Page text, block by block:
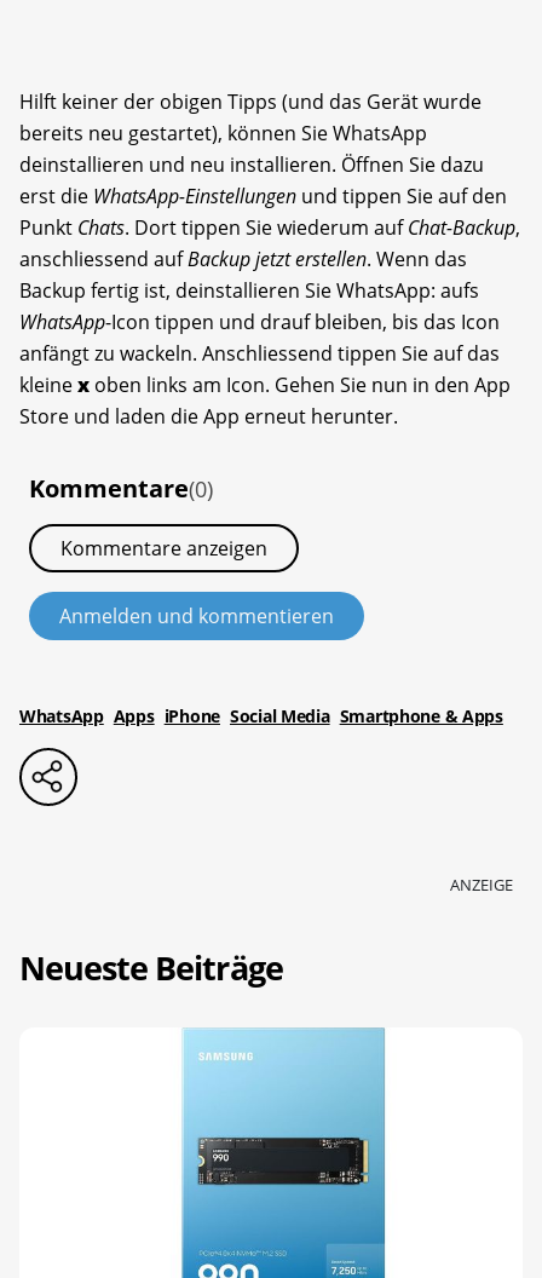
Hilft keiner der obigen Tipps (und das Gerät wurde
bereits neu gestartet), können Sie WhatsApp
deinstallieren und neu installieren. Öffnen Sie dazu
erst die WhatsApp-Einstellungen und tippen Sie auf den
Punkt Chats. Dort tippen Sie wiederum aufChat-Backup,
anschliessend aufBackup jetzt erstellen. Wenn das
Backup fertig ist, deinstallieren Sie WhatsApp: aufs
WhatsApp-Icon tippen und drauf bleiben, bis das Icon
anfängt zu wackeln. Anschliessend tippen Sie auf das
kleinex oben links am Icon. Gehen Sie nun in den App
Store und laden die App erneut herunter.
Kommentare(0)
Kommentare anzeigen
Anmelden und kommentieren
WhatsApp Apps iPhone Social Media Smartphone & Apps
ANZEIGE
Neueste Beiträge